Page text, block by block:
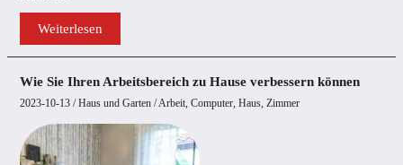
Farbige
Teppiche
Möglichkeit,
Ihr
Interieur
Weiterlesen
Wie Sie Ihren Arbeitsbereich zu Hause verbessern können
2023-10-13/Haus und Garten /Arbeit,Computer,Haus,Zimmer